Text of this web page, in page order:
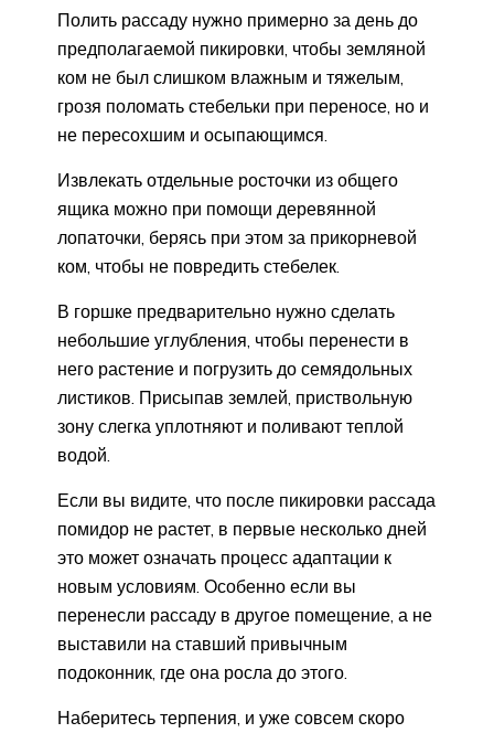
Полить рассаду нужно примерно за день до
предполагаемой пикировки, чтобы земляной
ком не был слишком влажным и тяжелым,
грозя поломать стебельки при переносе, но и
не пересохшим и осыпающимся.
Извлекать отдельные росточки из общего
ящика можно при помощи деревянной
лопаточки, берясь при этом за прикорневой
ком, чтобы не повредить стебелек.
В горшке предварительно нужно сделать
небольшие углубления, чтобы перенести в
него растение и погрузить до семядольных
листиков. Присыпав землей, приствольную
зону слегка уплотняют и поливают теплой
водой.
Если вы видите, что после пикировки рассада
помидор не растет, в первые несколько дней
это может означать процесс адаптации к
новым условиям. Особенно если вы
перенесли рассаду в другое помещение, а не
выставили на ставший привычным
подоконник, где она росла до этого.
Наберитесь терпения, и уже совсем скоро